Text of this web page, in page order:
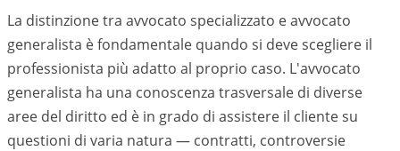
La distinzione tra avvocato specializzato e avvocato
generalista è fondamentale quando si deve scegliere il
professionista più adatto al proprio caso. L'avvocato
generalista ha una conoscenza trasversale di diverse
aree del diritto ed è in grado di assistere il cliente su
questioni di varia natura — contratti, controversie